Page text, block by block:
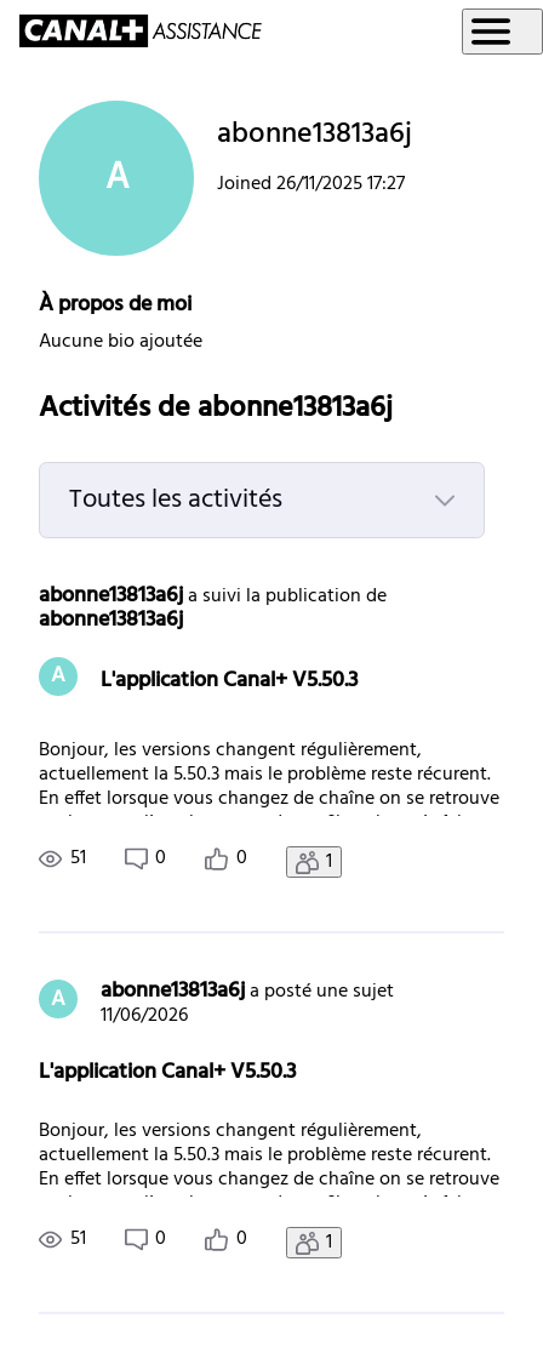
A
abonne13813a6j
Joined26/11/2025 17:27
À propos de moi
Aucune bio ajoutée
Activités de abonne13813a6j
Toutes les activités
Toutes
activités
abonne13813a6j a suivi la publication de
abonne13813a6j
A
L'application Canal+ V5.50.3
Bonjour, les versions changent régulièrement,
actuellement la 5.50.3 mais le problème reste récurent.
En effet lorsque vous changez de chaîne on se retrouve
toujours sur l’emplacement du profil et si on n’y fait pas
attention, le canal choisit nous n’avons que le son ! Et
la seule façon de « réparer
51 0 0 1
A abonne13813a6j a posté une sujet
11/06/2026
L'application Canal+ V5.50.3
Bonjour, les versions changent régulièrement,
actuellement la 5.50.3 mais le problème reste récurent.
En effet lorsque vous changez de chaîne on se retrouve
toujours sur l’emplacement du profil et si on n’y fait pas
attention, le canal choisit nous n’avons que le son ! Et
la seule façon de « réparer
51 0 0 1